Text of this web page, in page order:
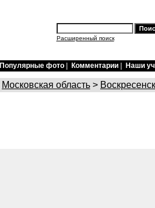
Расширенный поиск
Популярные фото Комментарии Наши
Московская область > Воскресенск